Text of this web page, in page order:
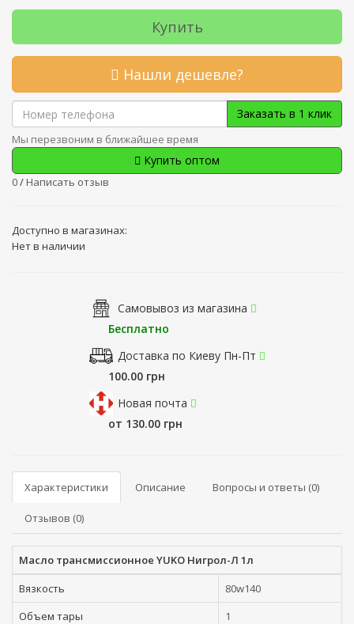
Купить
Нашли дешевле?
Заказать в 1 клик
Мы перезвоним в ближайшее время
Купить оптом
0/ Написать отзыв
Доступно в магазинах:
Нет в наличии
Самовывоз из магазина
Бесплатно
Доставка по Киеву Пн-Пт
100.00 грн
Новая почта
от 130.00 грн
Характеристики Описание Вопросы и ответы (0)
Отзывов (0)
Масло трансмиссионное YUKO Нигрол-Л 1л
Вязкость
80w140
Объем тары
1